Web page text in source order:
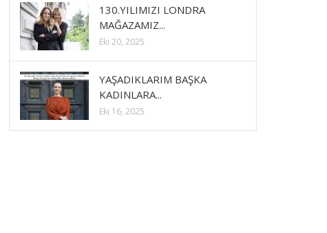
130.YILIMIZI LONDRA
MAĞAZAMIZ...
Eki 20, 2025
YAŞADIKLARIM BAŞKA
KADINLARA...
Eki 16, 2025